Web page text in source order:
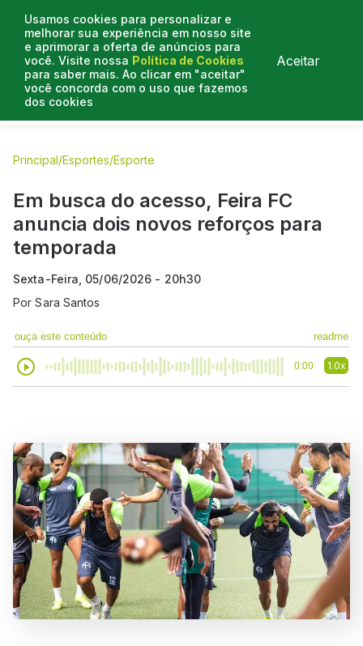
Usamos cookies para personalizar e
melhorar sua experiência em nosso site
e aprimorar a oferta de anúncios para
você. Visite nossa Política de Cookies
para saber mais. Ao clicar em "aceitar"
você concorda com o uso que fazemos
dos cookies
Aceitar
E.C Bahia
Principal/Esportes/Esporte
Em busca do acesso, Feira FC
anuncia dois novos reforços para
temporada
Sexta-Feira, 05/06/2026 - 20h30
PorSara Santos
ouça este conteúdo readme
0:00 1.0x